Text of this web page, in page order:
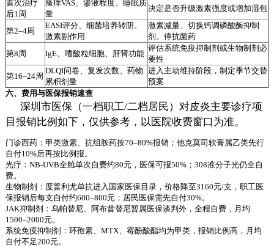
首次治疗
后1周
瘙痒VAS、渗液程度、睡眠质
量
决定是否升级激素强度或增加湿包
第2–4周
EASI评分、细菌培养转阴、
激素副作用
激素减量、切换钙调磷酸酶抑制
剂、停抗菌药
第8周
IgE、嗜酸粒细胞、肝肾功能
评估系统免疫抑制剂或生物制剂必
要性
第16–24周
DLQI问卷、复发次数、药物
累积剂量
进入主动维持阶段，制定季节交替
预案
六、费用与医保报销速查
深圳市医保（一档职工/二档居民）对皮炎主要诊疗项
目报销比例如下，仅供参考，以医院收费窗口为准。
门诊西药：甲类激素、抗组胺药按70–80%报销；他克莫司软膏属乙类先行
自付10%后再按比例报。
光疗：NB-UVB全舱单次自费约80元，医保可报50%；308准分子光仍全自
费。
生物制剂：度普利尤单抗进入国家医保目录，价格降至3160元/支，职工医
保报销后每支自付约600–800元；居民医保需先自付30%。
JAK抑制剂：乌帕替尼、阿布昔替尼暂属医保谈判外，全程自费，月均
1500–2000元。
系统免疫抑制剂：环孢素、MTX、霉酚酸酯均为甲类，报销比例高，月均
自付不足200元。